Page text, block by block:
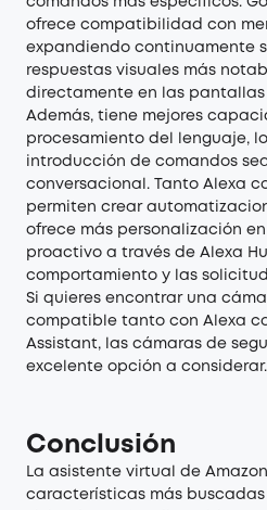
ofrece compatibilidad con
expandiendo continuamente
respuestas visuales más
directamente en las pantallas
Además, tiene mejores
procesamiento del lenguaje,
introducción de comandos
conversacional. Tanto Alexa
permiten crear
ofrece más personalización
proactivo a través de Alexa
comportamiento y las
Si quieres encontrar una
compatible tanto con Alexa
Assistant, las cámaras de
excelente opción a considerar.
Conclusión
La asistente virtual de
características más